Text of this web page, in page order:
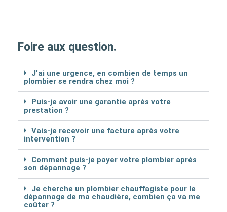
Foire aux question.
J'ai une urgence, en combien de temps un
plombier se rendra chez moi ?
Puis-je avoir une garantie après votre
prestation ?
Vais-je recevoir une facture après votre
intervention ?
Comment puis-je payer votre plombier après
son dépannage ?
Je cherche un plombier chauffagiste pour le
dépannage de ma chaudière, combien ça va me
coûter ?